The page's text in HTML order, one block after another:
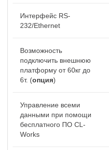
Интерфейс RS-
232/Ethernet
Возможность
подключить внешнюю
платформу от 60кг до
6т. (опция)
Управление всеми
данными при помощи
бесплатного ПО CL-
Works